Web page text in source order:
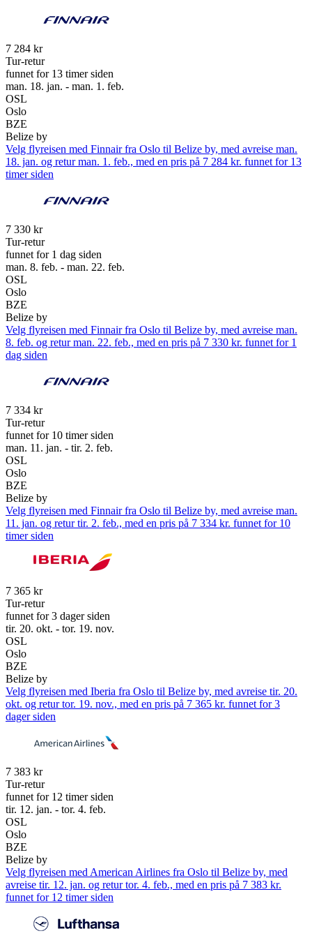
7 284 kr
Tur-retur
funnet for 13 timer siden
man. 18. jan. - man. 1. feb.
OSL
Oslo
BZE
Belize by
Velg flyreisen med Finnair fra Oslo til Belize by, med avreise man.
18. jan. og retur man. 1. feb., med en pris på 7 284 kr. funnet for 13
timer siden
7 330 kr
Tur-retur
funnet for 1 dag siden
man. 8. feb. - man. 22. feb.
OSL
Oslo
BZE
Belize by
Velg flyreisen med Finnair fra Oslo til Belize by, med avreise man.
8. feb. og retur man. 22. feb., med en pris på 7 330 kr. funnet for 1
dag siden
7 334 kr
Tur-retur
funnet for 10 timer siden
man. 11. jan. - tir. 2. feb.
OSL
Oslo
BZE
Belize by
Velg flyreisen med Finnair fra Oslo til Belize by, med avreise man.
11. jan. og retur tir. 2. feb., med en pris på 7 334 kr. funnet for 10
timer siden
7 365 kr
Tur-retur
funnet for 3 dager siden
tir. 20. okt. - tor. 19. nov.
OSL
Oslo
BZE
Belize by
Velg flyreisen med Iberia fra Oslo til Belize by, med avreise tir. 20.
okt. og retur tor. 19. nov., med en pris på 7 365 kr. funnet for 3
dager siden
7 383 kr
Tur-retur
funnet for 12 timer siden
tir. 12. jan. - tor. 4. feb.
OSL
Oslo
BZE
Belize by
Velg flyreisen med American Airlines fra Oslo til Belize by, med
avreise tir. 12. jan. og retur tor. 4. feb., med en pris på 7 383 kr.
funnet for 12 timer siden